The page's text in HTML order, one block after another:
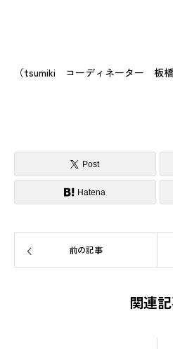
（tsumiki コーディネーター 板橋
Post
Hatena
前の記事
関連